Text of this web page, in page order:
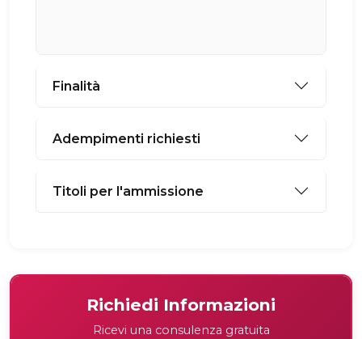
Finalità
Adempimenti richiesti
Titoli per l'ammissione
Richiedi Informazioni
Ricevi una consulenza gratuita